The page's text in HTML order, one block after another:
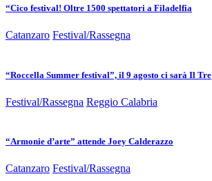
“Cico festival! Oltre 1500 spettatori a Filadelfia
Catanzaro Festival/Rassegna
“Roccella Summer festival”, il 9 agosto ci sarà Il Tre
Festival/Rassegna Reggio Calabria
“Armonie d’arte” attende Joey Calderazzo
Catanzaro Festival/Rassegna